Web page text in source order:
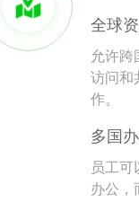
全球
允许
访问和
作。
多国
员工
办公，